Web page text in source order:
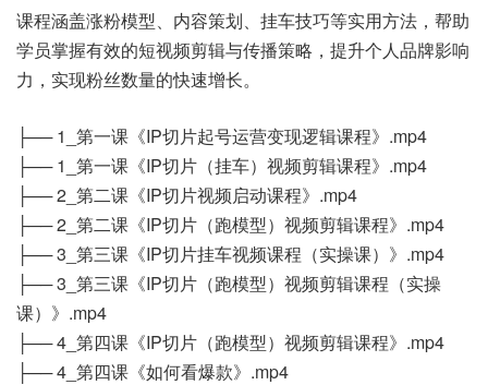
课程涵盖涨粉模型、内容策划、挂车技巧等实用方法，帮助
学员掌握有效的短视频剪辑与传播策略，提升个人品牌影响
力，实现粉丝数量的快速增长。
├── 1_第一课《IP切片起号运营变现逻辑课程》.mp4
├── 1_第一课《IP切片（挂车）视频剪辑课程》.mp4
├── 2_第二课《IP切片视频启动课程》.mp4
├── 2_第二课《IP切片（跑模型）视频剪辑课程》.mp4
├── 3_第三课《IP切片挂车视频课程（实操课）》.mp4
├── 3_第三课《IP切片（跑模型）视频剪辑课程（实操
课）》.mp4
├── 4_第四课《IP切片（跑模型）视频剪辑课程》.mp4
├── 4_第四课《如何看爆款》.mp4